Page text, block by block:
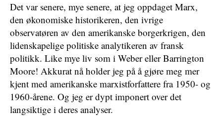
Det var senere, mye senere, at jeg oppdaget Marx,
den økonomiske historikeren, den ivrige
observatøren av den amerikanske borgerkrigen, den
lidenskapelige politiske analytikeren av fransk
politikk. Like mye liv som i Weber eller Barrington
Moore! Akkurat nå holder jeg på å gjøre meg mer
kjent med amerikanske marxistforfattere fra 1950- og
1960-årene. Og jeg er dypt imponert over det
langsiktige i deres analyser.